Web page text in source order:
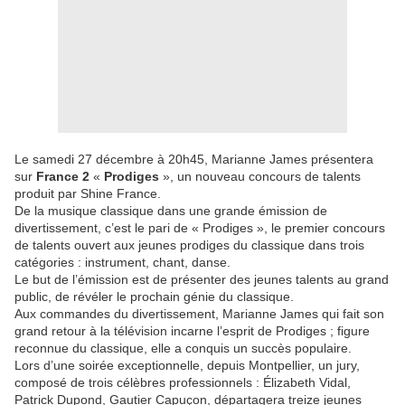
Le samedi 27 décembre à 20h45, Marianne James présentera
sur France 2 « Prodiges », un nouveau concours de talents
produit par Shine France.
De la musique classique dans une grande émission de
divertissement, c’est le pari de « Prodiges », le premier concours
de talents ouvert aux jeunes prodiges du classique dans trois
catégories : instrument, chant, danse.
Le but de l’émission est de présenter des jeunes talents au grand
public, de révéler le prochain génie du classique.
Aux commandes du divertissement, Marianne James qui fait son
grand retour à la télévision incarne l’esprit de Prodiges ; figure
reconnue du classique, elle a conquis un succès populaire.
Lors d’une soirée exceptionnelle, depuis Montpellier, un jury,
composé de trois célèbres professionnels : Élizabeth Vidal,
Patrick Dupond, Gautier Capuçon, départagera treize jeunes